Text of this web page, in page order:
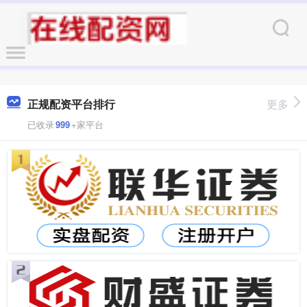
正规配资平台排行
已收录999+家平台
更多